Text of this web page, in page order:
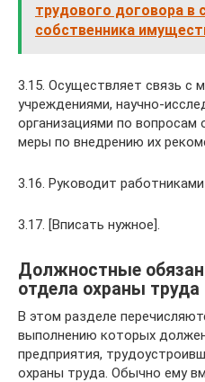
трудового договора в
собственника
3.15. Осуществляет связь с
учреждениями, научно-
организациями по вопросам
меры по внедрению их
3.16. Руководит работниками
3.17. [Вписать нужное].
Должностные
отдела охраны труда
В этом разделе
выполнению которых
предприятия,
охраны труда. Обычно ему